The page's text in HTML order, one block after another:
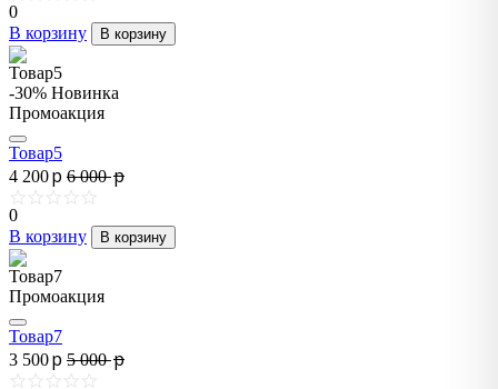
0
В корзину
В корзину
-30% Новинка
Промоакция
Товар5
4 200p 6 000 p
0
В корзину
В корзину
Промоакция
Товар7
3 500p 5 000 p